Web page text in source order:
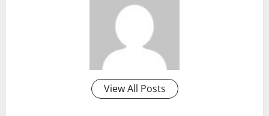
View All Posts